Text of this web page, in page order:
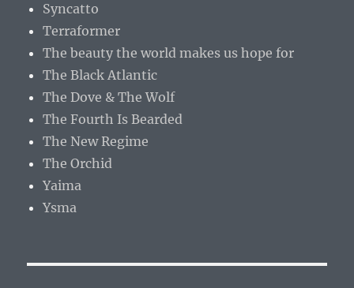
Syncatto
Terraformer
The beauty the world makes us hope for
The Black Atlantic
The Dove & The Wolf
The Fourth Is Bearded
The New Regime
The Orchid
Yaima
Ysma